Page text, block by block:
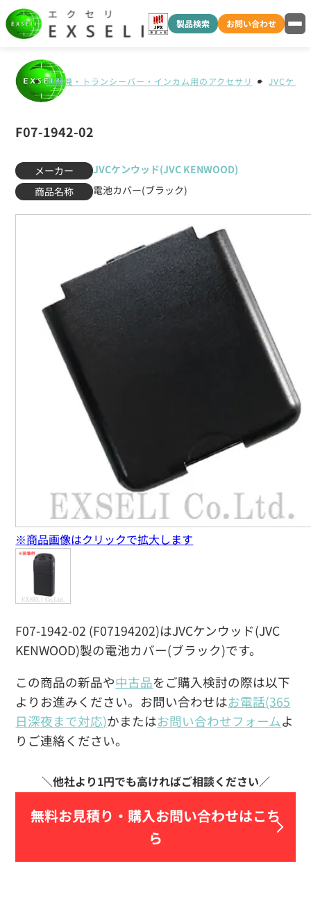
製品検索 お問い合わせ
無線機・トランシーバー・インカム用のアクセサリ JVCケン
F07-1942-02
メーカー
JVCケンウッド(JVC KENWOOD)
商品名称
電池カバー(ブラック)
F07-1942-02 (F07194202)はJVCケンウッド(JVC
KENWOOD)製の電池カバー(ブラック)です。
この商品の新品や中古品をご購入検討の際は以下
よりお進みください。お問い合わせはお電話(365
日深夜まで対応)かまたはお問い合わせフォームよ
りご連絡ください。
無料お見積り・ 購入お問い合わせはこち
ら
※商品画像はクリックで拡大します